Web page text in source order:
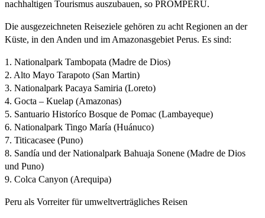
nachhaltigen Tourismus auszubauen, so PROMPERÚ.
Die ausgezeichneten Reiseziele gehören zu acht Regionen an der
Küste, in den Anden und im Amazonasgebiet Perus. Es sind:
1. Nationalpark Tambopata (Madre de Dios)
2. Alto Mayo Tarapoto (San Martin)
3. Nationalpark Pacaya Samiria (Loreto)
4. Gocta – Kuelap (Amazonas)
5. Santuario Historíco Bosque de Pomac (Lambayeque)
6. Nationalpark Tingo María (Huánuco)
7. Titicacasee (Puno)
8. Sandía und der Nationalpark Bahuaja Sonene (Madre de Dios
und Puno)
9. Colca Canyon (Arequipa)
Peru als Vorreiter für umweltverträgliches Reisen